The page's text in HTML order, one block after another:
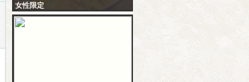
女性限定